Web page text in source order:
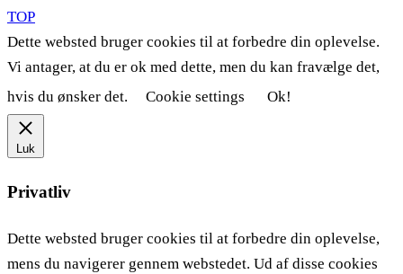
TOP
Dette websted bruger cookies til at forbedre din oplevelse.
Vi antager, at du er ok med dette, men du kan fravælge det,
hvis du ønsker det.
Cookie settings Ok!
Luk
Privatliv
Dette websted bruger cookies til at forbedre din oplevelse,
mens du navigerer gennem webstedet. Ud af disse cookies